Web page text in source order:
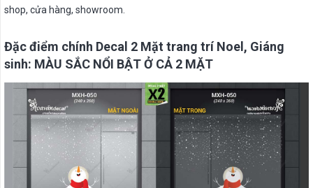
shop, cửa hàng, showroom.
Đặc điểm chính Decal 2 Mặt trang trí Noel, Giáng
sinh: MÀU SẮC NỔI BẬT Ở CẢ 2 MẶT